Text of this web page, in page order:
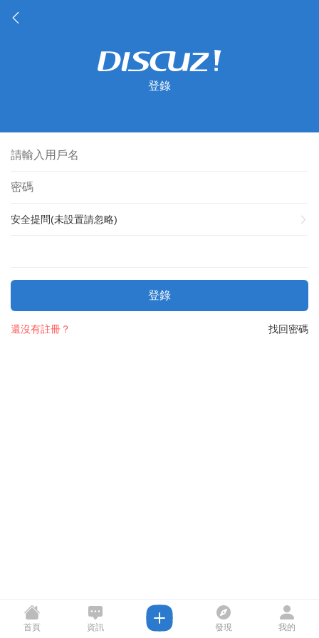
登錄
安全提問(未設置請忽略)
登錄
找回密碼
還沒有註冊？
首頁 資訊 發現 我的